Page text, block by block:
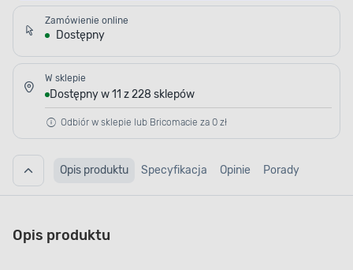
Zamówienie online
Dostępny
W sklepie
Dostępny w 11 z 228 sklepów
Odbiór w sklepie lub Bricomacie za 0 zł
Opis produktu Specyfikacja Opinie Porady
Opis produktu